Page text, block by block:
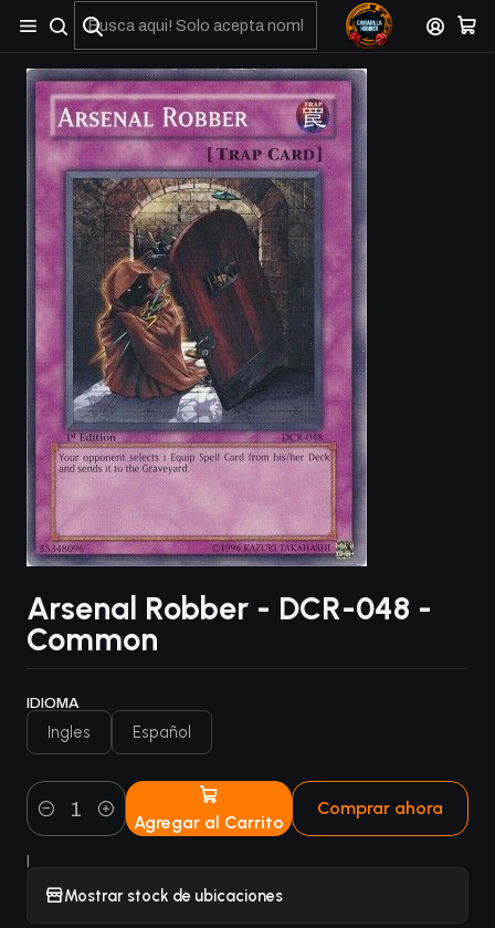
No olviden reportar sus depositos y transferencias por Whatsapp
Arsenal Robber - DCR-048 -
Common
IDIOMA
Ingles Español
Cantidad Agregar al Carrito
Comprar ahora
|
Mostrar stock de ubicaciones